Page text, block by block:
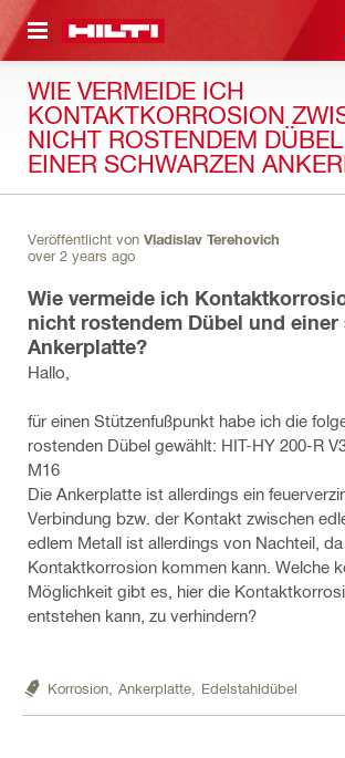
WIE VERMEIDE ICH
KONTAKTKORROSION
NICHT ROSTENDEM
EINER SCHWARZEN
Veröffentlicht von Vladislav Terehovich
over 2 years ago
Wie vermeide ich
nicht rostendem Dübel und einer
Ankerplatte?
Hallo,
für einen Stützenfußpunkt habe ich die
rostenden Dübel gewählt: HIT-HY 200-R
M16
Die Ankerplatte ist allerdings ein
Verbindung bzw. der Kontakt zwischen
edlem Metall ist allerdings von Nachteil,
Kontaktkorrosion kommen kann. Welche
Möglichkeit gibt es, hier die
entstehen kann, zu verhindern?
Korrosion, Ankerplatte, Edelstahldübel